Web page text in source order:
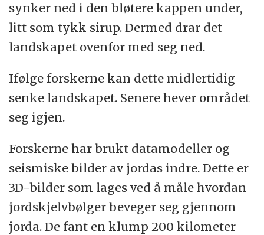
synker ned i den bløtere kappen under,
litt som tykk sirup. Dermed drar det
landskapet ovenfor med seg ned.
Ifølge forskerne kan dette midlertidig
senke landskapet. Senere hever området
seg igjen.
Forskerne har brukt datamodeller og
seismiske bilder av jordas indre. Dette er
3D-bilder som lages ved å måle hvordan
jordskjelvbølger beveger seg gjennom
jorda. De fant en klump 200 kilometer